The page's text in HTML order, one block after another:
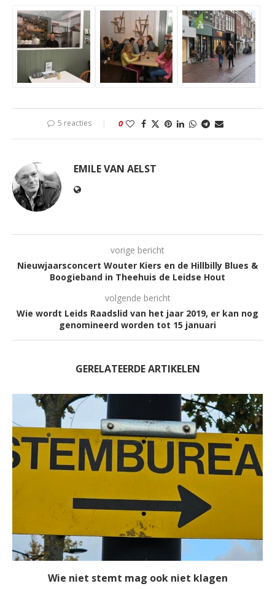
5 reacties 0
EMILE VAN AELST
vorige bericht
Nieuwjaarsconcert Wouter Kiers en de Hillbilly Blues &
Boogieband in Theehuis de Leidse Hout
volgende bericht
Wie wordt Leids Raadslid van het jaar 2019, er kan nog
genomineerd worden tot 15 januari
GERELATEERDE ARTIKELEN
Wie niet stemt mag ook niet klagen